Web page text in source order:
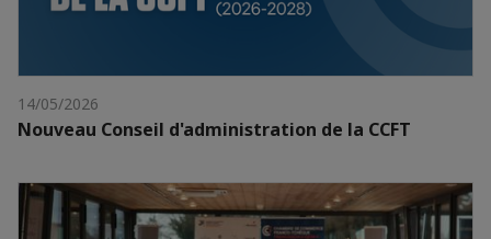
14/05/2026
Nouveau Conseil d'administration de la CCFT